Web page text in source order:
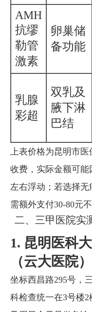
AMH
抗缪
勒管
激素
卵巢储
备功能
乳腺
彩超
双乳及
腋下淋
巴结
上表价格为昆明市
收费，实际金额可
左右浮动；若选择无
需额外支付30-80元不
二、三甲医院实
1. 昆明医科
（云大医院）
坐标西昌路295号，
科检查统一在3号楼